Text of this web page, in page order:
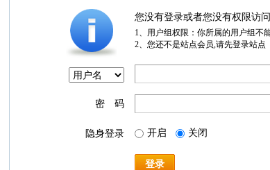
您没有登录或者您没有权限访
1、用户组权限：你所属的用户组不
2、您还不是站点会员,请先登录站点
密 码
隐身登录 开启 关闭
登录